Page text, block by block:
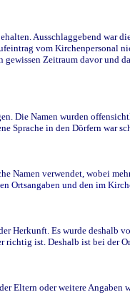
Ausschlaggebend war
vom
Zeitraum davor und
Die Namen wurden
Sprache in den Dörfern
Namen verwendet, wobei
Ortsangaben und den im
Herkunft. Es wurde deshalb
ist. Deshalb ist bei der
Eltern oder weitere Angaben